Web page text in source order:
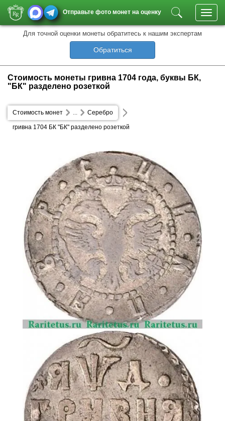
Отправьте фото монет на оценку
Для точной оценки монеты обратитесь к нашим экспертам
Обратиться
Стоимость монеты гривна 1704 года, буквы БК,
"БК" разделено розеткой
Стоимость монет Серебро
...
гривна 1704 БК "БК" разделено розеткой